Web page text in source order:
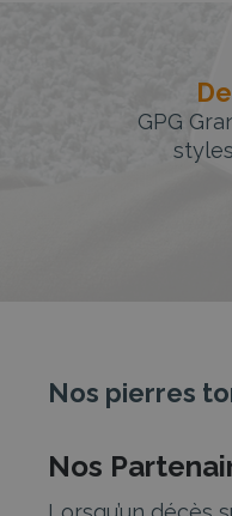
GPG
Nos pierres
Nos